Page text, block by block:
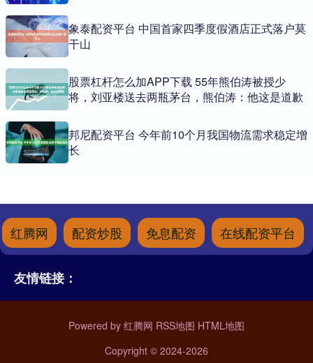
象泰配资平台 中国首家四季度假酒店正式落户莫
干山
股票杠杆怎么加APP下载 55年熊伯涛被授少
将，刘亚楼送去两瓶茅台，熊伯涛：他这是道歉
邦尼配资平台 今年前10个月我国物流需求稳定增
长
红腾网 配资炒股 免息配资 在线配资平台
友情链接：
Powered by 红腾网 RSS地图 HTML地图
Copyright © 2024-2026